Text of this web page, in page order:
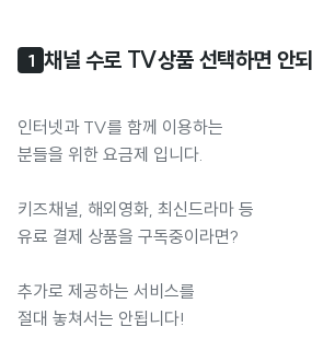
1 채널 수로 TV상품 선택하면 안
인터넷과 TV를 함께 이용하는
분들을 위한 요금제 입니다.
키즈채널, 해외영화, 최신드라마 등
유료 결제 상품을 구독중이라면?
추가로 제공하는 서비스를
절대 놓쳐서는 안됩니다!